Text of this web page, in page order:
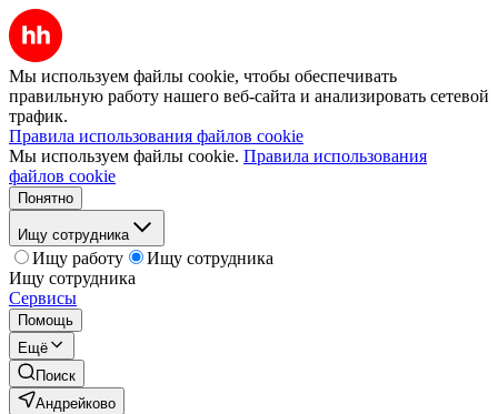
Мы используем файлы cookie, чтобы обеспечивать
правильную работу нашего веб-сайта и анализировать сетевой
трафик.
Правила использования файлов cookie
Мы используем файлы cookie. Правила использования
файлов cookie
Понятно
Ищу сотрудника
Ищу работу
Ищу сотрудника
Ищу сотрудника
Сервисы
Помощь
Ещё
Поиск
Андрейково